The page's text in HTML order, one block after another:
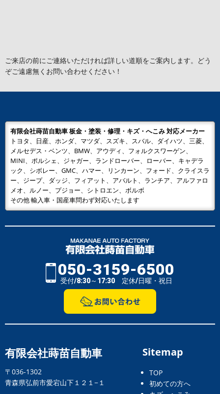
ご来店の前にご連絡いただければ詳しい道順をご案内します。どう
ぞご遠慮無くお問い合わせください！
有限会社蒔苗自動車 板金・塗装・修理・キズ・へこみ 対応メーカー
トヨタ、日産、ホンダ、マツダ、スズキ、スバル、ダイハツ、三菱、
メルセデス・ベンツ、BMW、アウディ、フォルクスワーゲン、
MINI、ポルシェ、ジャガー、ランドローバー、ローバー、キャデラ
ック、シボレー、GMC、ハマー、リンカーン、フォード、クライスラ
ー、ジープ、ダッジ、フィアット、アバルト、ランチア、アルファロ
メオ、ルノー、プジョー、シトロエン、ボルボ
その他 輸入車・国産車問わず対応いたします
050-3159-6500
受付/8:30～17:30 定休/日曜・祝日
有限会社蒔苗自動車
〒036-1302
青森県弘前市愛宕山下１２１−１
Sitemap
TOP
初めての方へ